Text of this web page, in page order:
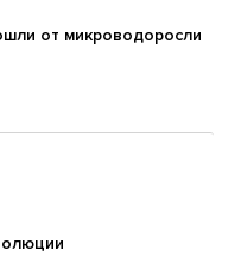
от микроводоросли